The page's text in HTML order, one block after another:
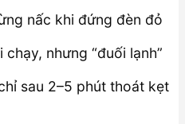
nấc khi đứng đèn đỏ
nhưng “đuối lạnh”
sau 2–5 phút thoát kẹt